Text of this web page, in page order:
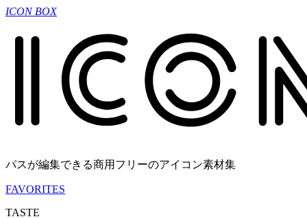
ICON BOX
パスが編集できる商用フリーのアイコン素材集
FAVORITES
TASTE